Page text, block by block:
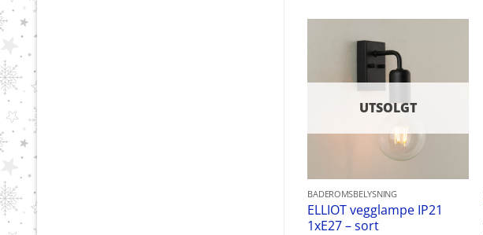
UTSOLGT
BADEROMSBELYSNING
ELLIOT vegglampe IP21
1xE27 – sort